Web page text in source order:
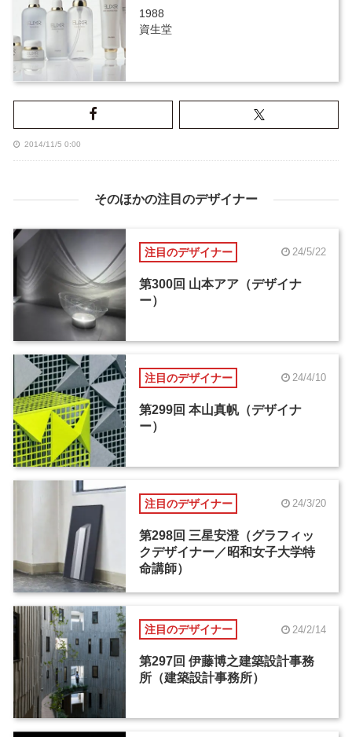
1988
資生堂
2014/11/5 0:00
そのほかの注目のデザイナー
注目のデザイナー 24/5/22
第300回 山本アア（デザイナ
ー）
注目のデザイナー 24/4/10
第299回 本山真帆（デザイナ
ー）
注目のデザイナー 24/3/20
第298回 三星安澄（グラフィッ
クデザイナー／昭和女子大学特
命講師）
注目のデザイナー 24/2/14
第297回 伊藤博之建築設計事務
所（建築設計事務所）